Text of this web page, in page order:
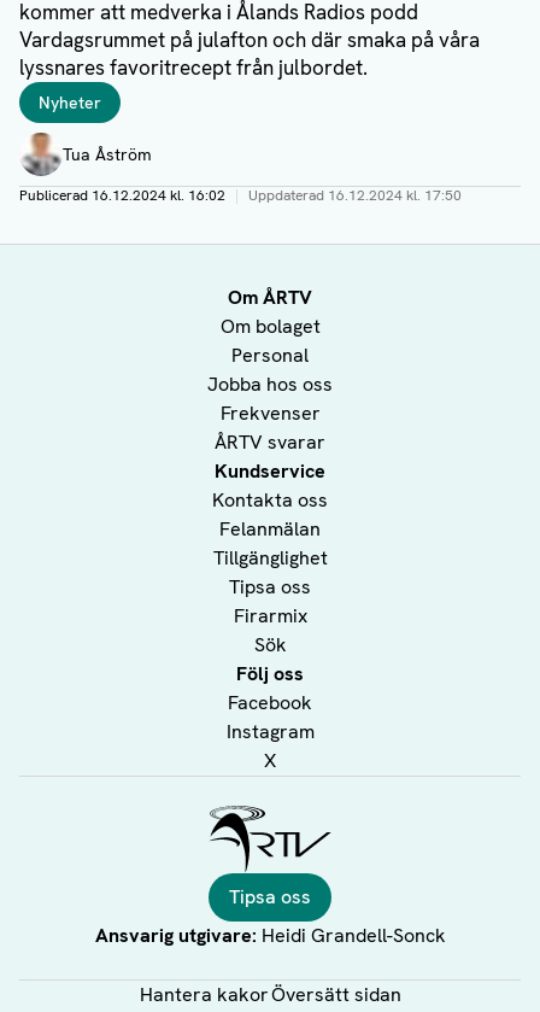
kommer att medverka i Ålands Radios podd
Vardagsrummet på julafton och där smaka på våra
lyssnares favoritrecept från julbordet.
Taggar
Nyheter
Författare
Tua Åström
Publicerad 16.12.2024 kl. 16:02 | Uppdaterad 16.12.2024 kl. 17:50
Om ÅRTV
Om bolaget
Personal
Jobba hos oss
Frekvenser
ÅRTV svarar
Kundservice
Kontakta oss
Felanmälan
Tillgänglighet
Tipsa oss
Firarmix
Sök
Följ oss
Facebook
Instagram
X
Tipsa oss
Ansvarig utgivare: Heidi Grandell-Sonck
Hantera kakorÖversätt sidan